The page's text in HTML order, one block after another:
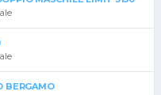
BERGAMO